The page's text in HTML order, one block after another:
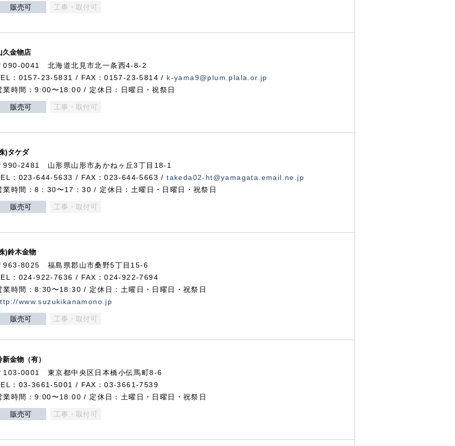
販売可 工事・取付可
久金物店
090-0041 北海道北見市北一条西4-8-2
：0157-23-5831 / FAX：0157-23-5814 / k-yama9@plum.plala.or.jp
業時間：9:00〜18:00 / 定休日：日曜日・祝祭日
販売可 工事・取付可
)タケダ
990-2481 山形県山形市あかねヶ丘3丁目18-1
：023-644-5633 / FAX：023-644-5663 /takeda02-ht@yamagata.email.ne.jp
業時間：8：30〜17：30 / 定休日：土曜日・日曜日・祝祭日
販売可 工事・取付可
)鈴木金物
963-8025 福島県郡山市桑野5丁目15-6
：024-922-7636 / FAX：024-922-7694
業時間：8:30〜18:30 / 定休日：土曜日・日曜日・祝祭日
www.suzukikanamono.jp
販売可 工事・取付可
新金物（有）
103-0001 東京都中央区日本橋小伝馬町8-6
：03-3661-5001 / FAX：03-3661-7539
業時間：9:00〜18:00 / 定休日：土曜日・日曜日・祝祭日
販売可 工事・取付可